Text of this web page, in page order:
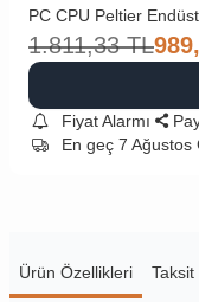
PC CPU Peltier
1.811,33 TL
Fiyat Alarmı
En geç 7 Ağustos
Ürün Özellikleri